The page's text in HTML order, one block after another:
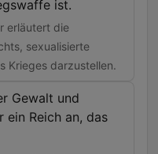
ist.
erläutert die
sexualisierte
Krieges darzustellen.
Gewalt und
ein Reich an, das